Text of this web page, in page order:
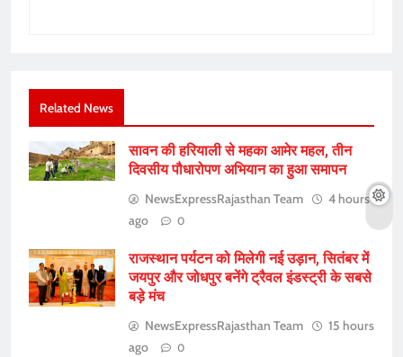
Related News
सावन की हरियाली से महका आमेर महल, तीन
दिवसीय पौधारोपण अभियान का हुआ समापन
NewsExpressRajasthan Team
4 hours
ago
0
राजस्थान पर्यटन को मिलेगी नई उड़ान, सितंबर में
जयपुर और जोधपुर बनेंगे ट्रैवल इंडस्ट्री के सबसे
बड़े मंच
NewsExpressRajasthan Team
15 hours
ago
0